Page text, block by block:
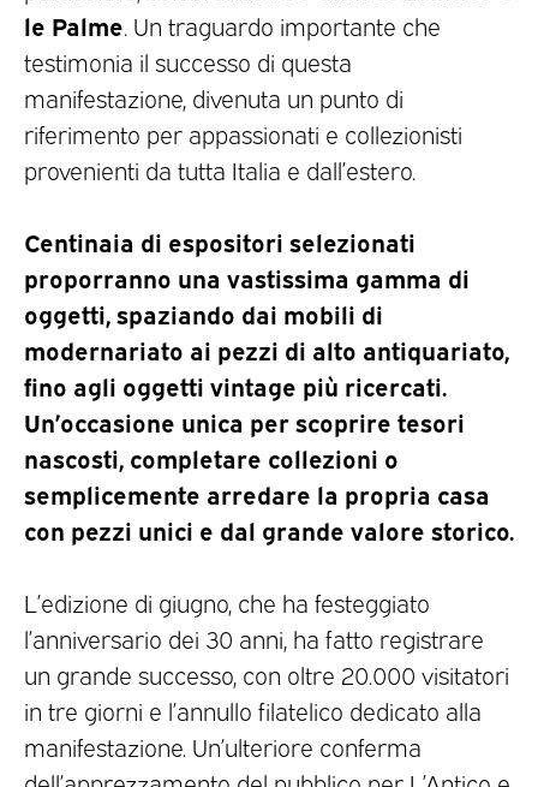
le Palme . Un traguardo importante che
testimonia il successo di questa
manifestazione, divenuta un punto di
riferimento per appassionati e collezionisti
provenienti da tutta Italia e dall’estero.
Centinaia di espositori selezionati
proporranno una vastissima gamma di
oggetti, spaziando dai mobili di
modernariato ai pezzi di alto antiquariato,
fino agli oggetti vintage più ricercati.
Un’occasione unica per scoprire tesori
nascosti, completare collezioni o
semplicemente arredare la propria casa
con pezzi unici e dal grande valore storico.
L’edizione di giugno, che ha festeggiato
l’anniversario dei 30 anni, ha fatto registrare
un grande successo, con oltre 20.000 visitatori
in tre giorni e l’annullo filatelico dedicato alla
manifestazione. Un’ulteriore conferma